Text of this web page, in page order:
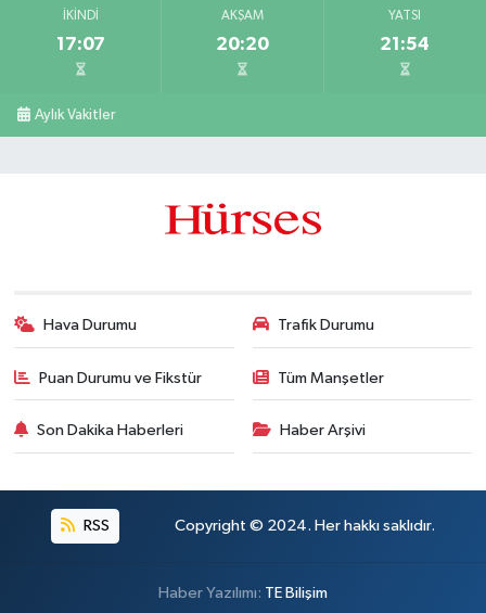
İKINDI
17:07
AKŞAM
20:20
YATSI
21:54
Aylık Vakitler
Hava Durumu Trafik Durumu
Puan Durumu ve Fikstür Tüm Manşetler
Son Dakika Haberleri Haber Arşivi
RSS Copyright © 2024. Her hakkı saklıdır.
Haber Yazılımı: TE Bilişim